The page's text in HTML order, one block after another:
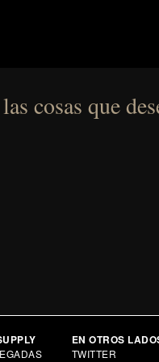
cosas que
EN OTROS
TWITTER